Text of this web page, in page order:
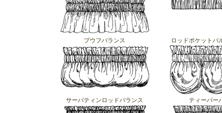
プウフバランス ロッドポケットバ
サーパティンロッドバランス ティーパー